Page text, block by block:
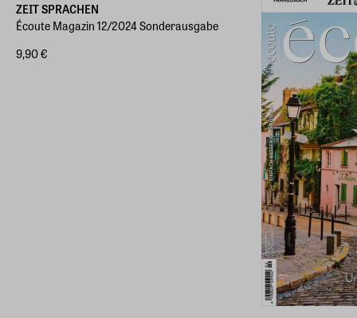
ZEIT SPRACHEN
Écoute Magazin 12/2024 Sonderausgabe
9,90 €